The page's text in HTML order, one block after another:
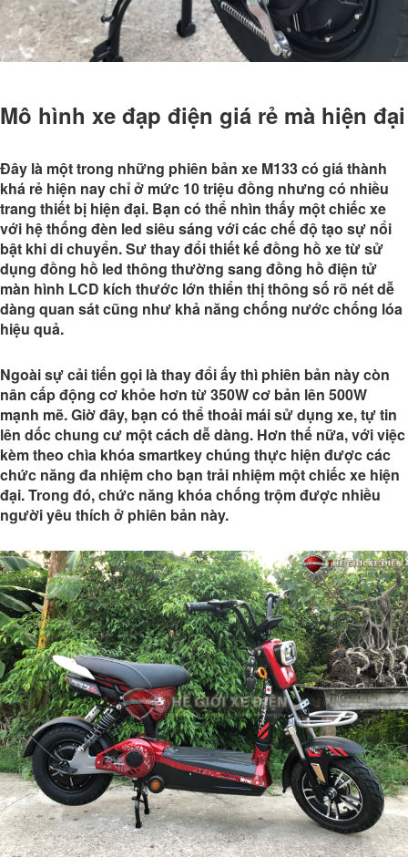
Mô hình xe đạp điện giá rẻ mà hiện đại
Đây là một trong những phiên bản xe M133 có giá thành
khá rẻ hiện nay chỉ ở mức 10 triệu đồng nhưng có nhiều
trang thiết bị hiện đại. Bạn có thể nhìn thấy một chiếc xe
với hệ thống đèn led siêu sáng với các chế độ tạo sự nổi
bật khi di chuyển. Sư thay đổi thiết kế đồng hồ xe từ sử
dụng đồng hồ led thông thường sang đồng hồ điện tử
màn hình LCD kích thước lớn thiển thị thông số rõ nét dễ
dàng quan sát cũng như khả năng chống nước chống lóa
hiệu quả.
Ngoài sự cải tiến gọi là thay đổi ấy thì phiên bản này còn
nân cấp động cơ khỏe hơn từ 350W cơ bản lên 500W
mạnh mẽ. Giờ đây, bạn có thể thoải mái sử dụng xe, tự tin
lên dốc chung cư một cách dễ dàng. Hơn thế nữa, với việc
kèm theo chìa khóa smartkey chúng thực hiện được các
chức năng đa nhiệm cho bạn trải nhiệm một chiếc xe hiện
đại. Trong đó, chức năng khóa chống trộm được nhiều
người yêu thích ở phiên bản này.